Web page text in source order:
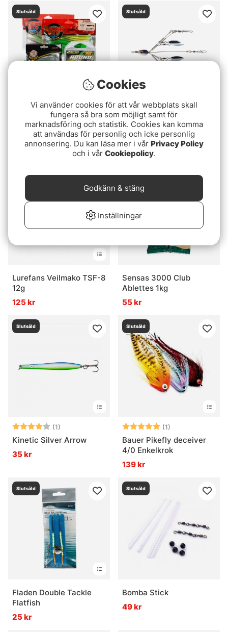
Slutsåld
CWC Jiggpaket Abborre
359 kr
Slutsåld
Betyg: (2)5.0 utav 5
6th Sense Divine
Umbrella Rig
fr. 189 kr
Lurefans Veilmako TSF-8
12g
125 kr
Sensas 3000 Club
Ablettes 1kg
55 kr
Slutsåld
Betyg: (1)
4.0 utav 5 stjärnor
Kinetic Silver Arrow
35 kr
Slutsåld
Betyg: (1)
Bauer Pikefly deceiver
4/0 Enkelkrok
139 kr
Slutsåld
Fladen Double Tackle
Flatfish
25 kr
Slutsåld
Bomba Stick
49 kr
Cookies
Vi använder cookies för att vår webbplats skall
fungera så bra som möjligt samt för
marknadsföring och statistik. Cookies kan komma
att användas för personlig och icke personlig
annonsering. Du kan läsa mer i vår Privacy Policy
och i vår Cookiepolicy.
Inställningar
Godkänn & stäng